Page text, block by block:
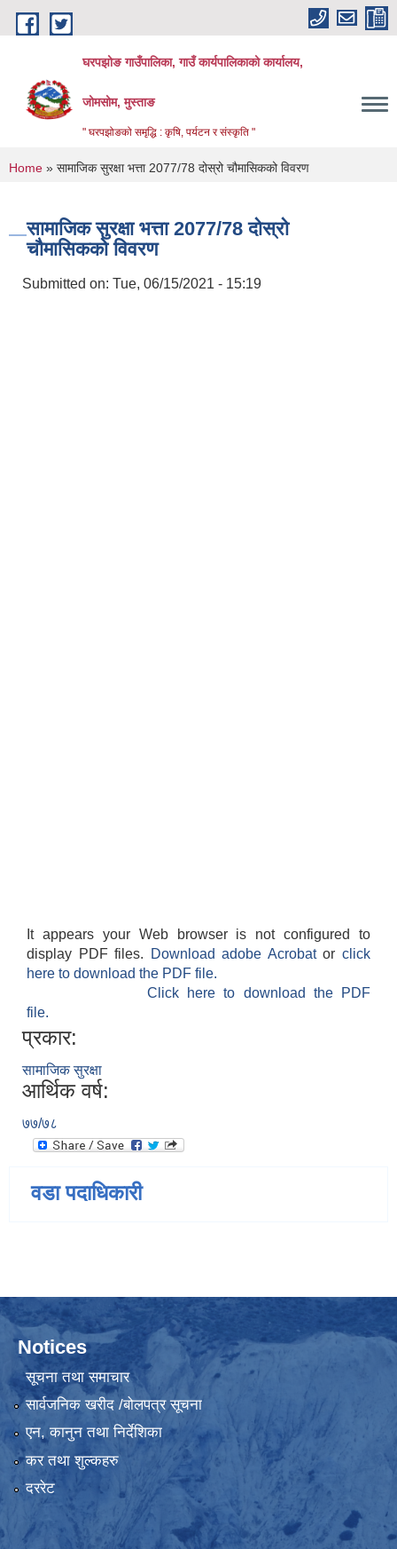
Skip to main content
घरपझोङ गाउँपालिका, गाउँ कार्यपालिकाको कार्यालय,
जोमसोम, मुस्ताङ
" घरपझोङको समृद्धि : कृषि, पर्यटन र संस्कृति "
You are here
Home » सामाजिक सुरक्षा भत्ता 2077/78 दोस्रो चौमासिकको विवरण
सामाजिक सुरक्षा भत्ता 2077/78 दोस्रो
चौमासिकको विवरण
Submitted on: Tue, 06/15/2021 - 15:19
It appears your Web browser is not configured to
display PDF files.
Download adobe Acrobatorclick
here to download the PDF file.
Click here to download the PDF
file.
प्रकार:
सामाजिक सुरक्षा
आर्थिक वर्ष:
७७/७८
वडा पदाधिकारी
Notices
सूचना तथा समाचार
सार्वजनिक खरीद /बोलपत्र सूचना
एन, कानुन तथा निर्देशिका
कर तथा शुल्कहरु
दररेट